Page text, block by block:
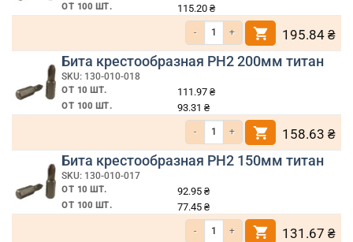
ОТ 100 ШТ. 115.20 ₴
Количество товара Бита
195.84 ₴
Бита крестообразная PH2 200мм титан
SKU: 130-010-018
ОТ 10 ШТ. 111.97 ₴
ОТ 100 ШТ. 93.31 ₴
Количество товара Бита
158.63 ₴
Бита крестообразная PH2 150мм титан
SKU: 130-010-017
ОТ 10 ШТ. 92.95 ₴
ОТ 100 ШТ. 77.45 ₴
Количество товара Бита
131.67 ₴